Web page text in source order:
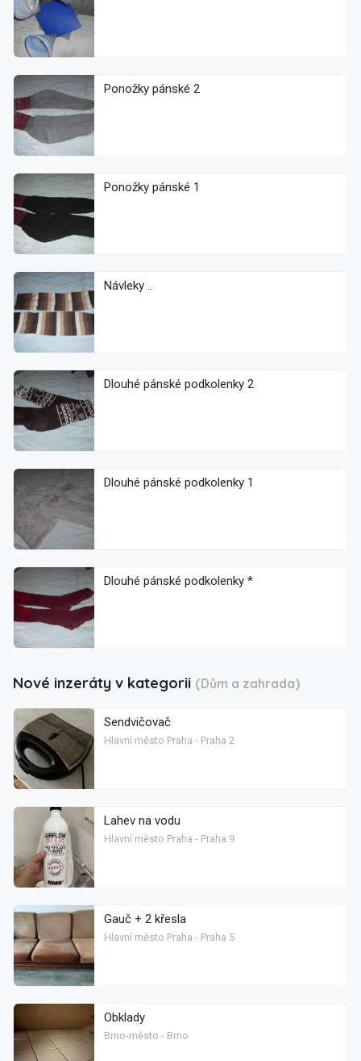
Ponožky pánské 2
Ponožky pánské 1
Návleky ..
Dlouhé pánské podkolenky 2
Dlouhé pánské podkolenky 1
Dlouhé pánské podkolenky *
Nové inzeráty v kategorii (Dům a zahrada)
Sendvičovač
Hlavní město Praha - Praha 2
Lahev na vodu
Hlavní město Praha - Praha 9
Gauč + 2 křesla
Hlavní město Praha - Praha 5
Obklady
Brno-město - Brno